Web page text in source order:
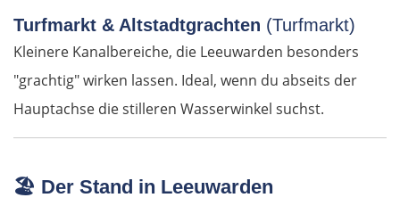
Turfmarkt & Altstadtgrachten (Turfmarkt)
Kleinere Kanalbereiche, die Leeuwarden besonders
"grachtig" wirken lassen. Ideal, wenn du abseits der
Hauptachse die stilleren Wasserwinkel suchst.
🏖️ Der Stand in Leeuwarden
Elchowo
Kardschali